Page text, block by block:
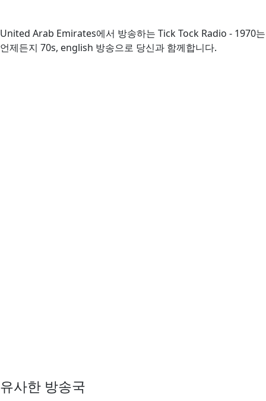
United Arab Emirates에서 방송하는 Tick Tock Radio - 1970는
언제든지 70s, english 방송으로 당신과 함께합니다.
유사한 방송국